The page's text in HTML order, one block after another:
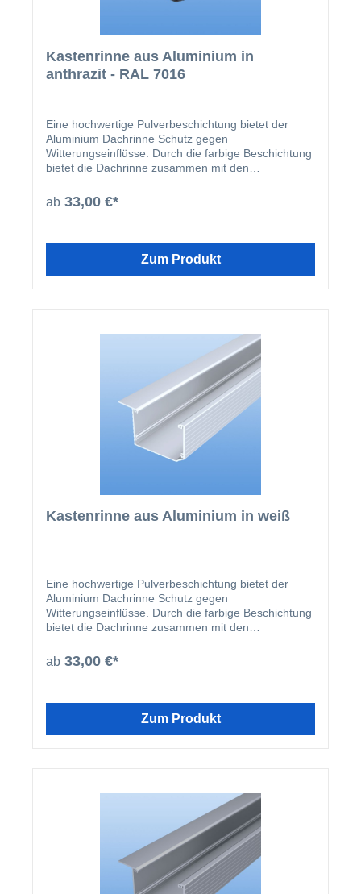
Kastenrinne aus Aluminium in
anthrazit - RAL 7016
Eine hochwertige Pulverbeschichtung bietet der
Aluminium Dachrinne Schutz gegen
Witterungseinflüsse. Durch die farbige Beschichtung
bietet die Dachrinne zusammen mit den
homogenes Gesamtbild.
ab 33,00 €*
Zum Produkt
Kastenrinne aus Aluminium in weiß
Eine hochwertige Pulverbeschichtung bietet der
Aluminium Dachrinne Schutz gegen
Witterungseinflüsse. Durch die farbige Beschichtung
bietet die Dachrinne zusammen mit den
homogenes Gesamtbild.
ab 33,00 €*
Zum Produkt